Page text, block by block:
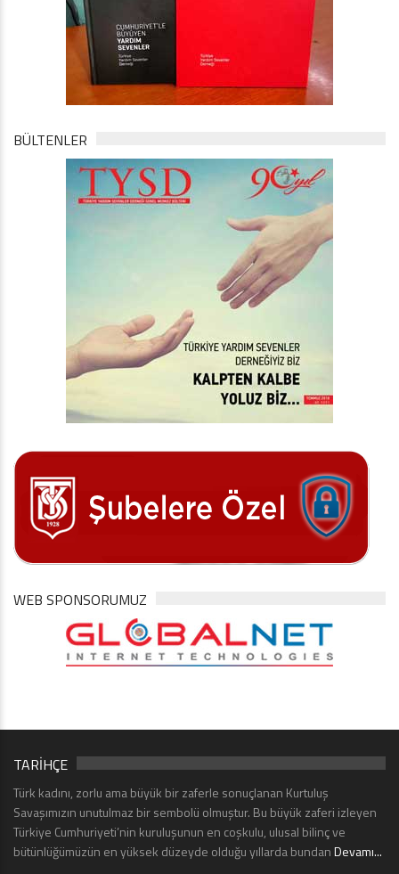
BÜLTENLER
WEB SPONSORUMUZ
TARİHÇE
Türk kadını, zorlu ama büyük bir zaferle sonuçlanan Kurtuluş
Savaşımızın unutulmaz bir sembolü olmuştur. Bu büyük zaferi izleyen
Türkiye Cumhuriyeti’nin kuruluşunun en coşkulu, ulusal bilinç ve
bütünlüğümüzün en yüksek düzeyde olduğu yıllarda bundanDevamı...